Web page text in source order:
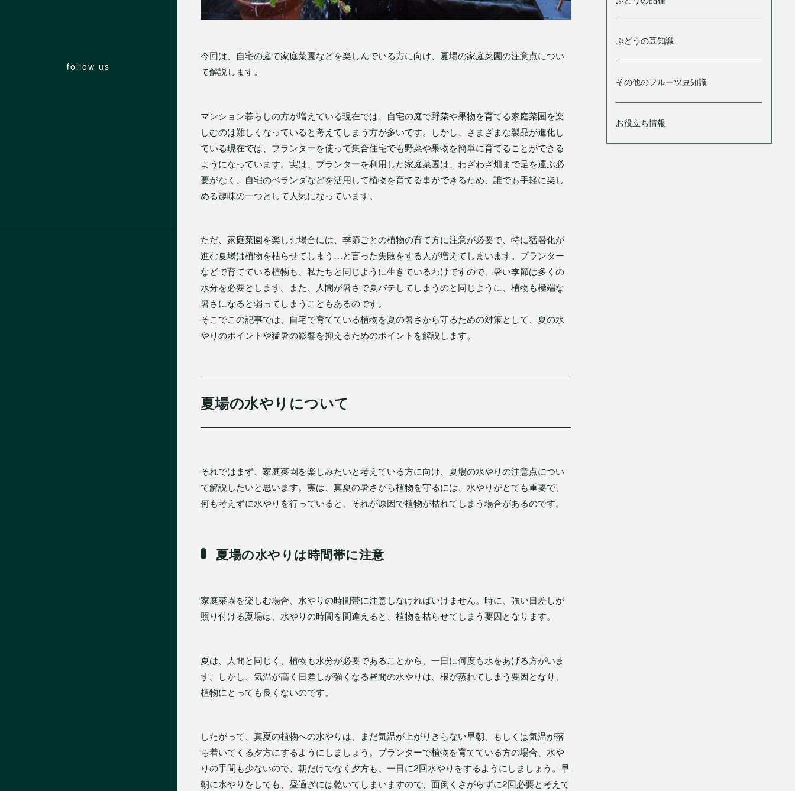
follow us
今回は、自宅の庭で家庭菜園などを楽しんでいる方に向け、夏場の家庭菜園の注意点につい
て解説します。
マンション暮らしの方が増えている現在では、自宅の庭で野菜や果物を育てる家庭菜園を楽
しむのは難しくなっていると考えてしまう方が多いです。しかし、さまざまな製品が進化し
ている現在では、プランターを使って集合住宅でも野菜や果物を簡単に育てることができる
ようになっています。実は、プランターを利用した家庭菜園は、わざわざ畑まで足を運ぶ必
要がなく、自宅のベランダなどを活用して植物を育てる事ができるため、誰でも手軽に楽し
める趣味の一つとして人気になっています。
ただ、家庭菜園を楽しむ場合には、季節ごとの植物の育て方に注意が必要で、特に猛暑化が
進む夏場は植物を枯らせてしまう…と言った失敗をする人が増えてしまいます。プランター
などで育てている植物も、私たちと同じように生きているわけですので、暑い季節は多くの
水分を必要とします。また、人間が暑さで夏バテしてしまうのと同じように、植物も極端な
暑さになると弱ってしまうこともあるのです。
そこでこの記事では、自宅で育てている植物を夏の暑さから守るための対策として、夏の水
やりのポイントや猛暑の影響を抑えるためのポイントを解説します。
夏場の水やりについて
それではまず、家庭菜園を楽しみたいと考えている方に向け、夏場の水やりの注意点につい
て解説したいと思います。実は、真夏の暑さから植物を守るには、水やりがとても重要で、
何も考えずに水やりを行っていると、それが原因で植物が枯れてしまう場合があるのです。
夏場の水やりは時間帯に注意
家庭菜園を楽しむ場合、水やりの時間帯に注意しなければいけません。時に、強い日差しが
照り付ける夏場は、水やりの時間を間違えると、植物を枯らせてしまう要因となります。
夏は、人間と同じく、植物も水分が必要であることから、一日に何度も水をあげる方がいま
す。しかし、気温が高く日差しが強くなる昼間の水やりは、根が蒸れてしまう要因となり、
植物にとっても良くないのです。
したがって、真夏の植物への水やりは、まだ気温が上がりきらない早朝、もしくは気温が落
ち着いてくる夕方にするようにしましょう。プランターで植物を育てている方の場合、水や
りの手間も少ないので、朝だけでなく夕方も、一日に2回水やりをするようにしましょう。早
朝に水やりをしても、昼過ぎには乾いてしまいますので、面倒くさがらずに2回必要と考えて
ぶどうの豆知識
その他のフルーツ豆知識
お役立ち情報